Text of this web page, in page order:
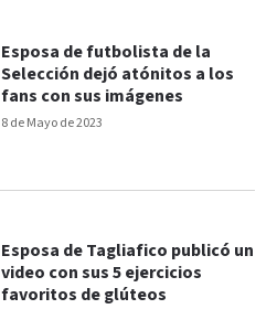
8 de Mayo de 2023
Esposa de futbolista de la
Selección dejó atónitos a los
fans con sus imágenes
Esposa de Tagliafico publicó un
video con sus 5 ejercicios
favoritos de glúteos